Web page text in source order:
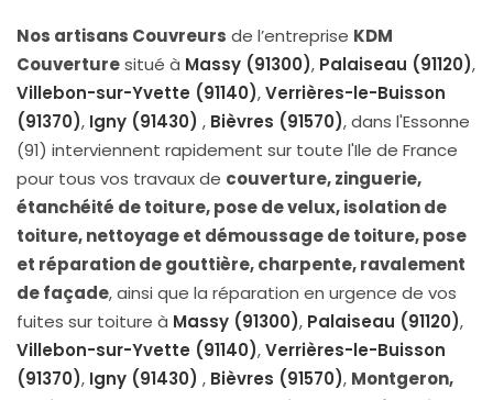
Nos artisans Couvreurs de l’entreprise KDM
Couverturesitué à Massy (91300), Palaiseau (91120),
Villebon-sur-Yvette (91140),Verrières-le-Buisson
(91370), Igny (91430) , Bièvres (91570), dans l'Essonne
(91) interviennent rapidement sur toute l'Ile de France
pour tous vos travaux de couverture, zinguerie,
étanchéité de toiture, pose de velux, isolation de
toiture, nettoyage et démoussage de toiture, pose
et réparation de gouttière, charpente, ravalement
de façade, ainsi que la réparation en urgence de vos
fuites sur toiture à Massy (91300), Palaiseau (91120),
Villebon-sur-Yvette (91140),Verrières-le-Buisson
(91370), Igny (91430) , Bièvres (91570), Montgeron,